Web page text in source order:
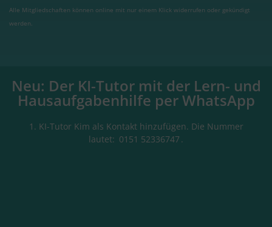
Alle Mitgliedschaften können online mit nur einem Klick widerrufen oder gekündigt
werden.
Neu: Der KI-Tutor mit der Lern- und
Hausaufgabenhilfe per WhatsApp
1. KI-Tutor Kim als Kontakt hinzufügen. Die Nummer
lautet: 0151 52336747 .